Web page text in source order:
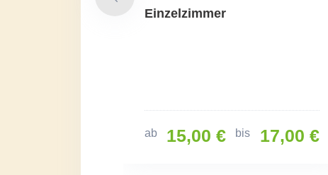
Einzelzimmer
ab 15,00 € bis 17,00 €